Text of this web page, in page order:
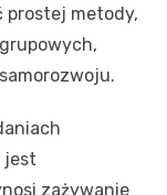
prostej metody,
jest
zażywanie